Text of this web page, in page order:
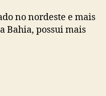
no nordeste e mais
Bahia, possui mais